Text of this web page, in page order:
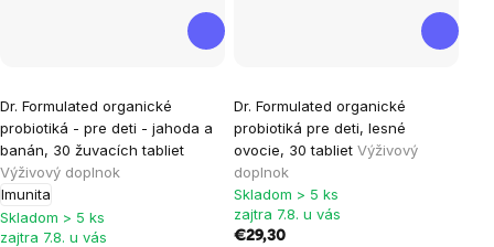
Dr. Formulated organické
probiotiká - pre deti - jahoda a
banán, 30 žuvacích tabliet
Výživový doplnok
Imunita
Skladom > 5 ks
zajtra 7.8. u vás
Dr. Formulated organické
probiotiká pre deti, lesné
ovocie, 30 tabliet Výživový
doplnok
Skladom > 5 ks
zajtra 7.8. u vás
€29,30